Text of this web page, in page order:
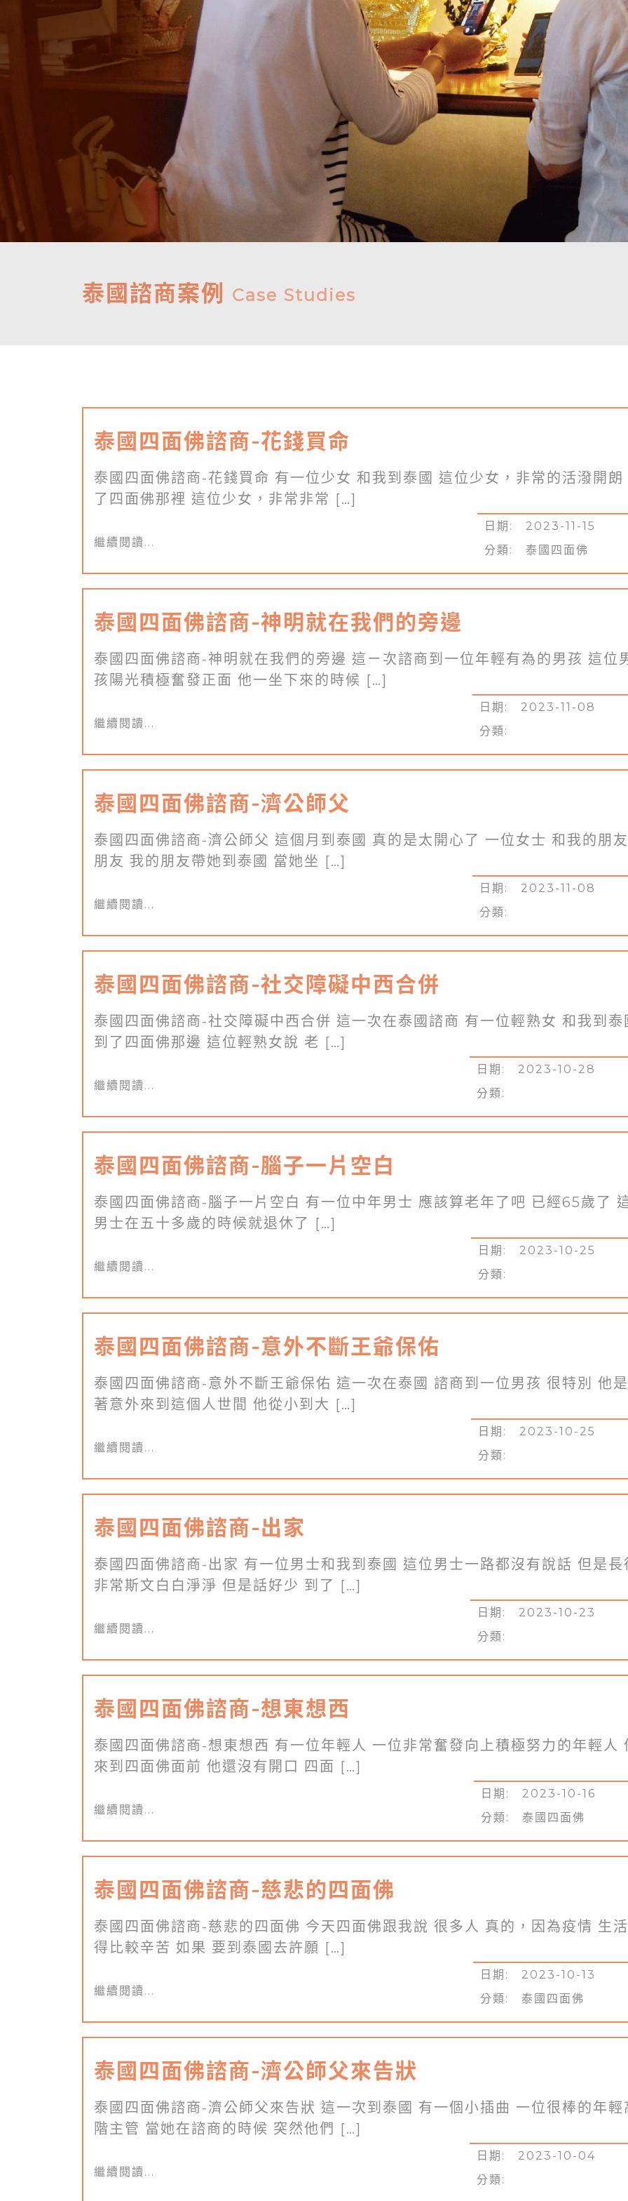
泰國諮商案例 Case Studies
泰國四面佛諮商-花錢買命
泰國四面佛諮商-花錢買命 有一位少女 和我到泰國 這位少女，非常的活潑開朗
了四面佛那裡 這位少女，非常非常 […]
繼續閱讀...
日期: 2023-11-15
分類: 泰國四面佛
泰國四面佛諮商-神明就在我們的旁邊
泰國四面佛諮商-神明就在我們的旁邊 這ㄧ次諮商到一位年輕有為的男孩 這位
孩陽光積極奮發正面 他一坐下來的時候 […]
繼續閱讀...
日期: 2023-11-08
分類:
泰國四面佛諮商-濟公師父
泰國四面佛諮商-濟公師父 這個月到泰國 真的是太開心了 一位女士 和我的朋
朋友 我的朋友帶她到泰國 當她坐 […]
繼續閱讀...
日期: 2023-11-08
分類:
泰國四面佛諮商-社交障礙中西合併
泰國四面佛諮商-社交障礙中西合併 這一次在泰國諮商 有一位輕熟女 和我到泰
到了四面佛那邊 這位輕熟女說 老 […]
繼續閱讀...
日期: 2023-10-28
分類:
泰國四面佛諮商-腦子一片空白
泰國四面佛諮商-腦子一片空白 有一位中年男士 應該算老年了吧 已經65歲了
男士在五十多歲的時候就退休了 […]
繼續閱讀...
日期: 2023-10-25
分類:
泰國四面佛諮商-意外不斷王爺保佑
泰國四面佛諮商-意外不斷王爺保佑 這一次在泰國 諮商到一位男孩 很特別 他
著意外來到這個人世間 他從小到大 […]
繼續閱讀...
日期: 2023-10-25
分類:
泰國四面佛諮商-出家
泰國四面佛諮商-出家 有一位男士和我到泰國 這位男士一路都沒有說話 但是長
非常斯文白白淨淨 但是話好少 到了 […]
繼續閱讀...
日期: 2023-10-23
分類:
泰國四面佛諮商-想東想西
泰國四面佛諮商-想東想西 有一位年輕人 一位非常奮發向上積極努力的年輕人
來到四面佛面前 他還沒有開口 四面 […]
繼續閱讀...
日期: 2023-10-16
分類: 泰國四面佛
泰國四面佛諮商-慈悲的四面佛
泰國四面佛諮商-慈悲的四面佛 今天四面佛跟我說 很多人 真的，因為疫情 生
得比較辛苦 如果 要到泰國去許願 […]
繼續閱讀...
日期: 2023-10-13
分類: 泰國四面佛
泰國四面佛諮商-濟公師父來告狀
泰國四面佛諮商-濟公師父來告狀 這一次到泰國 有一個小插曲 一位很棒的年輕
階主管 當她在諮商的時候 突然他們 […]
繼續閱讀...
日期: 2023-10-04
分類: